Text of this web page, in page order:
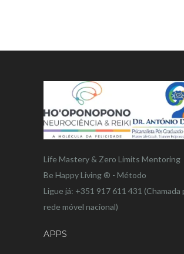
Life Mastery & Zero Limits Mentoring
Be Happy Living ® - Método
Ligue já: +351 917 611 431 (Chamada
rede móvel nacional)
APPS